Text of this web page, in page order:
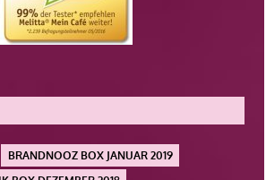
BRANDNOOZ BOX JANUAR 2019